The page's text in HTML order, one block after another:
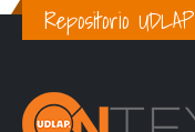
Repositorio UDLAP